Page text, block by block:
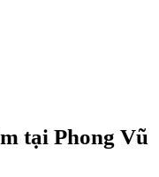
tại Phong Vũ